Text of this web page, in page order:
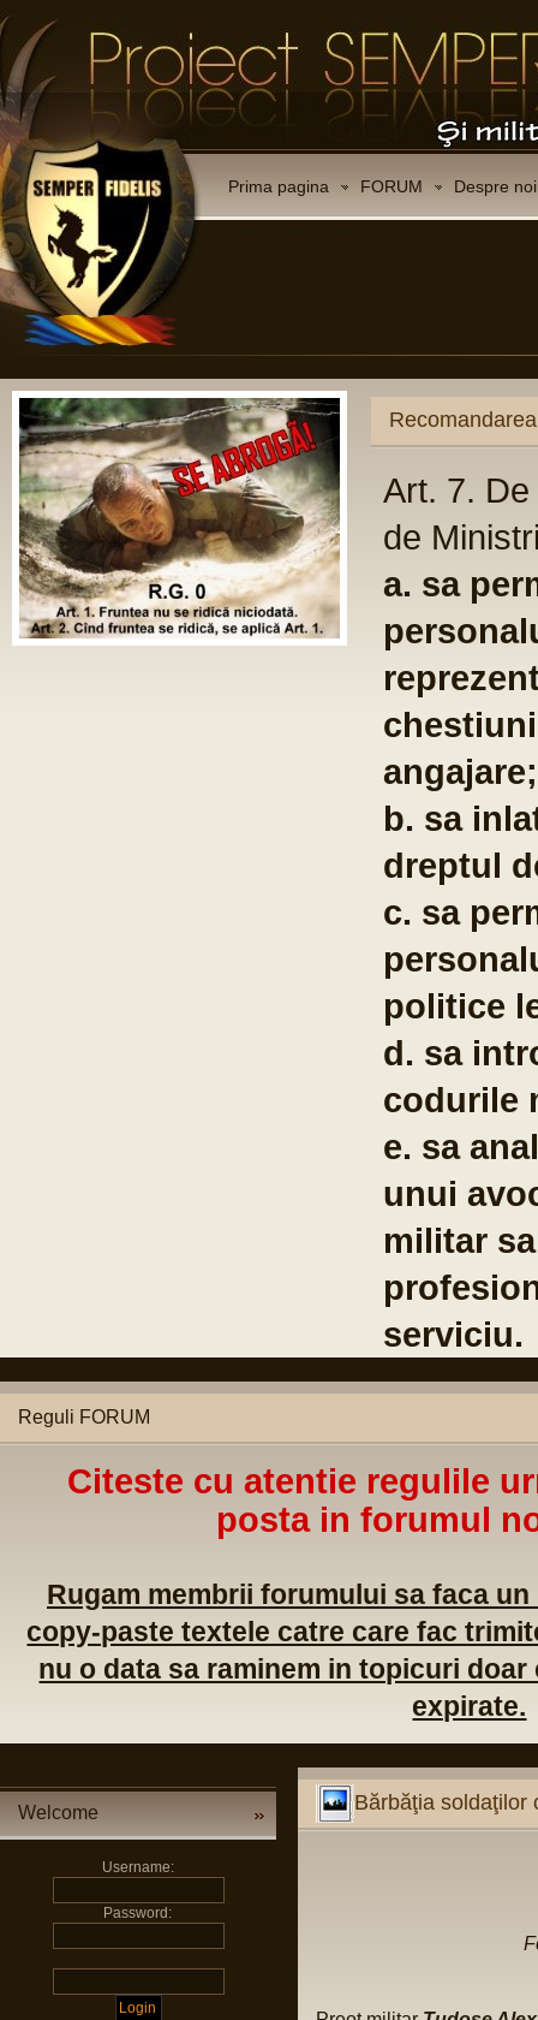
Prima pagina FORUM Despre noi
Art. 7.
de
a. sa
angajare;
b. sa
dreptul
c. sa
politice
d. sa
codurile
e. sa
unui
militar
serviciu.
Reguli FORUM
Citeste cu atentie regulile
posta in forumul
Rugam membrii forumului sa faca
copy-paste textele catre care fac
nu o data sa raminem in topicuri
expirate.
Welcome
Username:
Password:
Bărbăţia soldaţilor